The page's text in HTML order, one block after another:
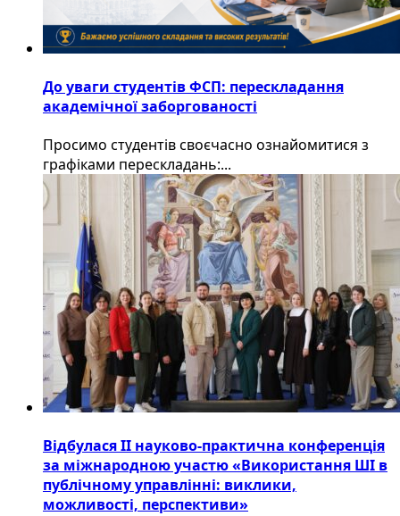
До уваги студентів ФСП: перескладання
академічної заборгованості
Просимо студентів своєчасно ознайомитися з
графіками перескладань:...
Відбулася ІІ науково-практична конференція
за міжнародною участю «Використання ШІ в
публічному управлінні: виклики,
можливості, перспективи»